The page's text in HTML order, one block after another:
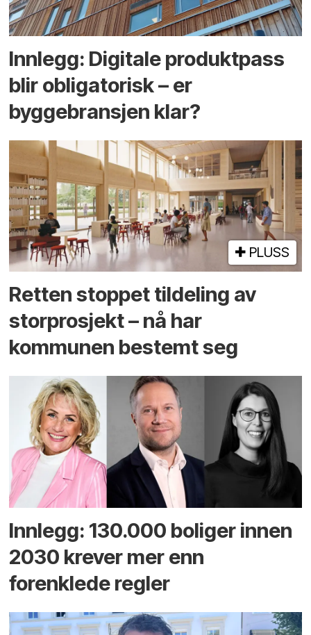
Innlegg: Digitale produktpass
blir obligatorisk – er
byggebransjen klar?
PLUSS
Retten stoppet tildeling av
storprosjekt – nå har
kommunen bestemt seg
Innlegg: 130.000 boliger innen
2030 krever mer enn
forenklede regler